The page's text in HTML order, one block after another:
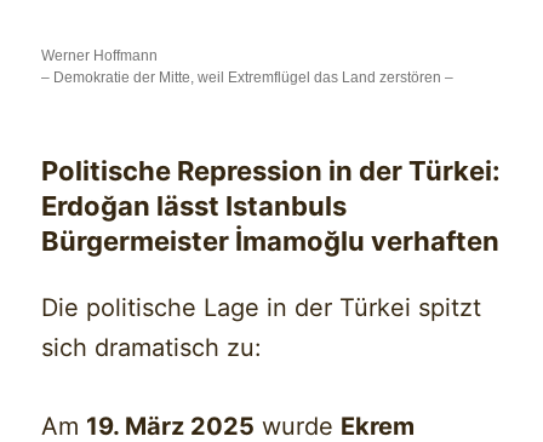
Werner Hoffmann
– Demokratie der Mitte, weil Extremflügel das Land zerstören –
Politische Repression in der Türkei:
Erdoğan lässt Istanbuls
Bürgermeister İmamoğlu verhaften
Die politische Lage in der Türkei spitzt
sich dramatisch zu:
Am 19. März 2025 wurde Ekrem